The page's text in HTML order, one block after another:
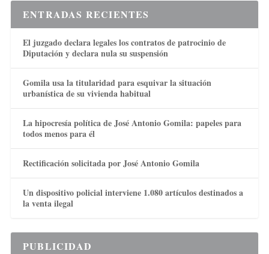
ENTRADAS RECIENTES
El juzgado declara legales los contratos de patrocinio de
Diputación y declara nula su suspensión
Gomila usa la titularidad para esquivar la situación
urbanística de su vivienda habitual
La hipocresía política de José Antonio Gomila: papeles para
todos menos para él
Rectificación solicitada por José Antonio Gomila
Un dispositivo policial interviene 1.080 artículos destinados a
la venta ilegal
PUBLICIDAD